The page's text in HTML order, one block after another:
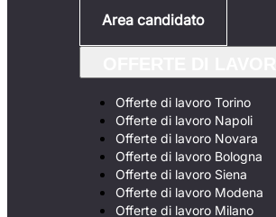
Area candidato
Offerte di lavoro Torino
Offerte di lavoro Napoli
Offerte di lavoro Novara
Offerte di lavoro Bologna
Offerte di lavoro Siena
Offerte di lavoro Modena
Offerte di lavoro Milano